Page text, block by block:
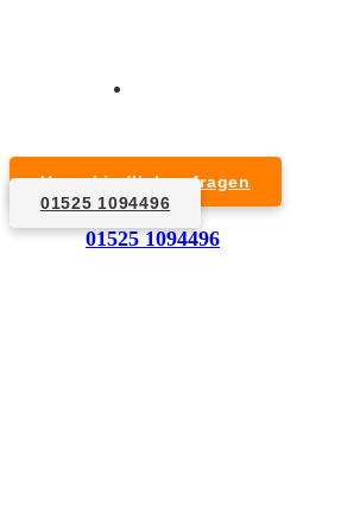
01525 1094496
Unverbindlich anfragen
01525 1094496
1. Anfrage